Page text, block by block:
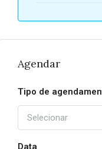
Agendar
Tipo de
Selecionar
Data